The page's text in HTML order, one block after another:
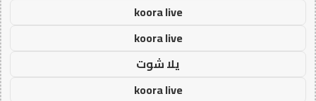
koora live
koora live
يلا شوت
koora live